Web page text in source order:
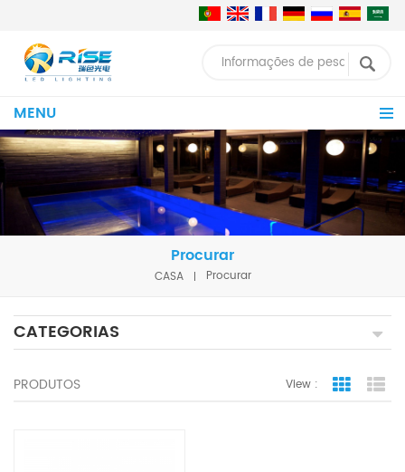
MENU
Procurar
CASA Procurar
CATEGORIAS
PRODUTOS View : Grid View